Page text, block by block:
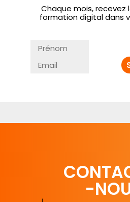
Chaque mois, recevez
formation digital dans
-